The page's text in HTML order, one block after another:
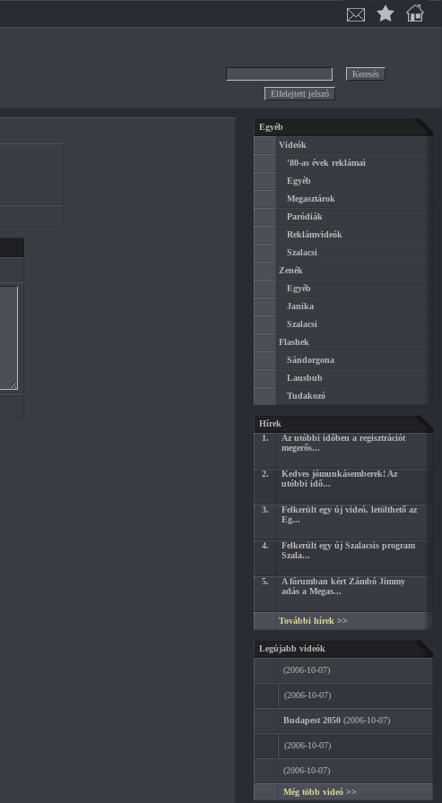
Egyéb
Videók
'80-as évek reklámai
Egyéb
Megasztárok
Paródiák
Reklámvideók
Szalacsi
Zenék
Egyéb
Janika
Szalacsi
Flashek
Sándorgona
Lausbub
Tudakozó
Hírek
1.
Az utóbbi időben a regisztrációt
megerős...
2.
Kedves jómunkásemberek! Az
utóbbi idő...
3.
Felkerült egy új videó, letölthető az
Eg...
4.
Felkerült egy új Szalacsis program
Szala...
5.
A fórumban kért Zámbó Jimmy
adás a Megas...
További hírek >>
Legújabb videók
(2006-10-07)
(2006-10-07)
Budapest 2050 (2006-10-07)
(2006-10-07)
(2006-10-07)
Még több videó >>